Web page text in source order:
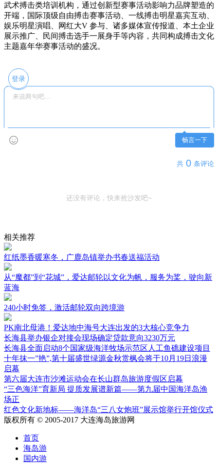
武术搏击类培训机构，通过创新型赛事活动影响力品牌塑造的
开端，国际顶级自由搏击赛事活动、一线搏击明星嘉宾互动、
娱乐明星演唱、网红大V 参与、诸多媒体宣传报道、本土企业
展示推广、民间搏击选手一展身手等内容，共同构成搏击文化
主题嘉年华赛事活动的盛况。
登录
畅言一下
共 0 条评论
还没有评论，快来抢沙发吧~
相关推荐
红纸墨香暖寒冬，广鹿岛镇举办书春送福活动
从“魔都”到“花城”，爱达邮轮以文化为帆，服务为桨，驶向新
蓝海
240小时免签，激活邮轮双向跨境游
PK南北母港！爱达地中海号大连出发的3大核心竞争力
长海县举办银企对接会现场确定贷款意向3230万元
长海县全面启动8个国家级海洋牧场示范区人工鱼礁建设项目
十年抹一”艳”,第十届盛世绿源金秋赏枫会将于10月19日浪漫
启幕
第六届大连市沙滩运动会在长山群岛旅游度假区启幕
“三色海洋”育新局 提质发展谱新篇——第九届中国海洋岛渔
场正
红色文化新地标——海洋岛“三八女炮班”展示馆举行开馆仪式
版权所有 © 2005-2017 大连海岛旅游网
首页
海岛游
国内游